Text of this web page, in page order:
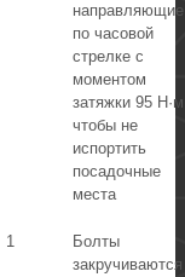
направляющие
по часовой
стрелке с
моментом
затяжки 95
чтобы не
испортить
посадочные
места
1
Болты
закручиваются